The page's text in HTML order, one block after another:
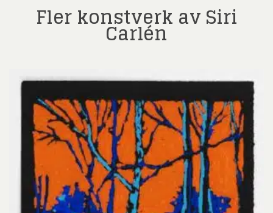
Fler konstverk av Siri
Carlén